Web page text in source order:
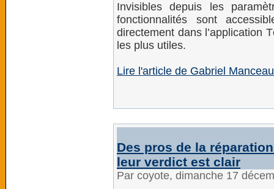
Invisibles depuis les
fonctionnalités sont
directement dans l’application
les plus utiles.
Lire l'article de Gabriel
Des pros de la
leur verdict est clair
Par coyote, dimanche 17